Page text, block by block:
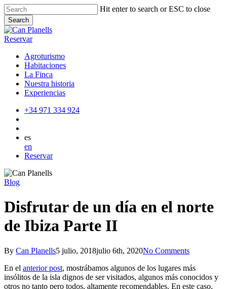
Skip
to
main
content
Hit enter to search or ESC to close
Search
Close
Search
Reservar
Agroturismo
Habitaciones
La Finca
Nuestra historia
Experiencias
+34 971 334 924
es
en
Reservar
Blog
Disfrutar de un día en el norte
de Ibiza Parte II
By Can Planells5 julio, 2018julio 6th, 2020No Comments
En el anterior post, mostrábamos algunos de los lugares más
insólitos de la isla dignos de ser visitados, algunos más conocidos y
otros no tanto pero todos, altamente recomendables. En este caso,